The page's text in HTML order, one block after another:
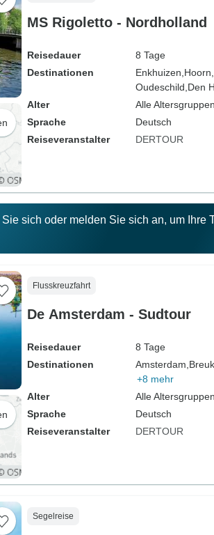
MS Rigoletto - Nordholland
Reisedauer
8 Tage
Destinationen
Enkhuizen, Hoorn,
Oudeschild, Den
Alter
Alle
Sprache
Deutsch
Reiseveranstalter
DERTOUR
sich oder melden Sie sich an, um Ihre
Flusskreuzfahrt
De Amsterdam - Sudtour
Reisedauer
8 Tage
Destinationen
Amsterdam,
+8 mehr
Alter
Alle
Sprache
Deutsch
Reiseveranstalter
DERTOUR
Segelreise